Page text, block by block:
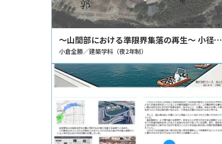
～山間部における準限界集落の再生～ 小径材
で組む木造建築群 林郭
小倉全勝／建築学科（夜2年制）